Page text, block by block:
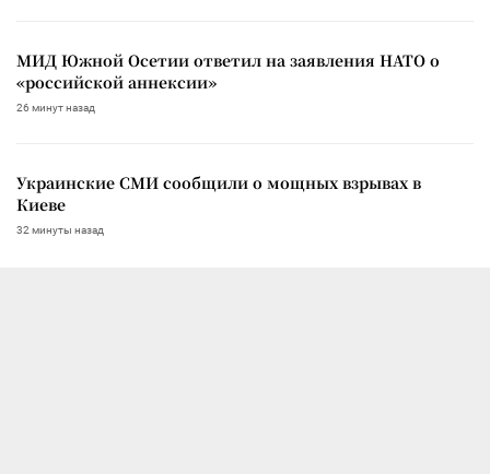
МИД Южной Осетии ответил на заявления НАТО о
«российской аннексии»
26 минут назад
Украинские СМИ сообщили о мощных взрывах в
Киеве
32 минуты назад